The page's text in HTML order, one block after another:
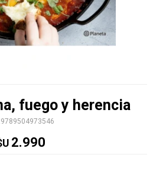
fuego y herencia
9789504973546
2.990